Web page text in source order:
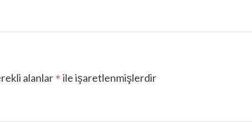
alanlar * ile işaretlenmişlerdir